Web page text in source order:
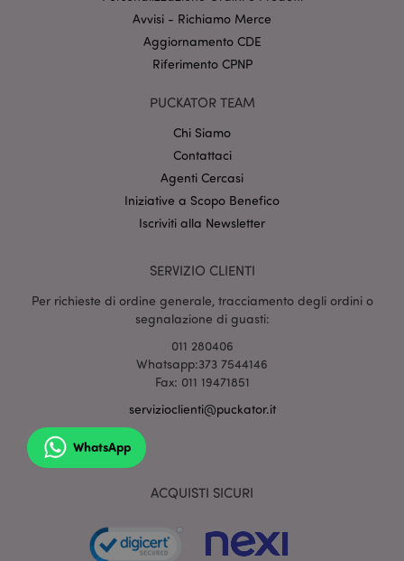
Avvisi - Richiamo Merce
Aggiornamento CDE
Riferimento CPNP
PUCKATOR TEAM
Chi Siamo
Contattaci
Agenti Cercasi
Iniziative a Scopo Benefico
Iscriviti alla Newsletter
SERVIZIO CLIENTI
Per richieste di ordine generale, tracciamento degli ordini o
segnalazione di guasti:
011 280406
Whatsapp:373 7544146
Fax: 011 19471851
servizioclienti@puckator.it
WhatsApp
ACQUISTI SICURI
Nome
CookieScriptConsent
recently_viewed_product
mage-cache-sessid
l"Informativa sulla privacy di Google